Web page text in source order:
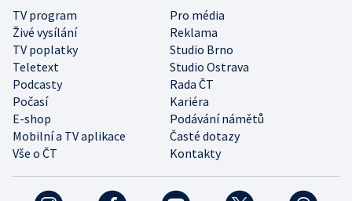
TV program
Pro média
Živé vysílání
Reklama
TV poplatky
Studio Brno
Teletext
Studio Ostrava
Podcasty
Rada ČT
Počasí
Kariéra
E-shop
Podávání námětů
Mobilní a TV aplikace
Časté dotazy
Vše o ČT
Kontakty